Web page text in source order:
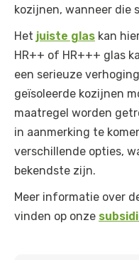
kozijnen, wanneer die
Het juiste glas kan
HR++ of HR+++ glas
een serieuze
geïsoleerde kozijnen
maatregel worden
in aanmerking te
verschillende opties,
bekendste zijn.
Meer informatie over
vinden op onze